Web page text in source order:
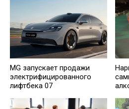
MG запускает продажи
электрифицированного
лифтбека 07